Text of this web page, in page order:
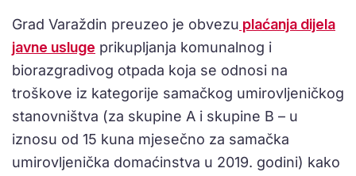
Grad Varaždin preuzeo je obvezu plaćanja dijela
javne usluge prikupljanja komunalnog i
biorazgradivog otpada koja se odnosi na
troškove iz kategorije samačkog umirovljeničkog
stanovništva (za skupine A i skupine B – u
iznosu od 15 kuna mjesečno za samačka
umirovljenička domaćinstva u 2019. godini) kako